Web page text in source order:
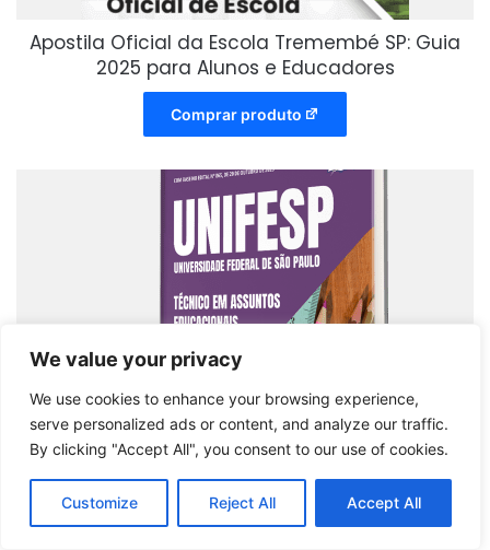
We value your privacy
We use cookies to enhance your browsing experience,
serve personalized ads or content, and analyze our traffic.
By clicking "Accept All", you consent to our use of cookies.
Customize Reject All Accept All
Apostila Oficial da Escola Tremembé SP: Guia
2025 para Alunos e Educadores
Comprar produto
Apostila UNIFESP 2025: Formação em Técnico